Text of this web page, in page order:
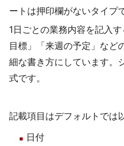
ートは押印欄がないタイプ
1日ごとの業務内容を記入
目標」「来週の予定」など
細な書き方にしています。
式です。
記載項目はデフォルトでは
日付